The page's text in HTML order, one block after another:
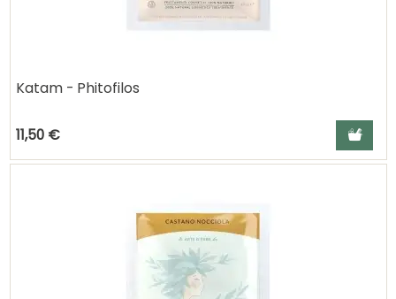
Katam - Phitofilos
11,50 € Ajouter